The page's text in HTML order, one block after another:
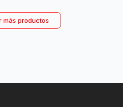
más productos